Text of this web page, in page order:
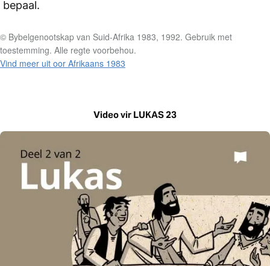
bepaal.
© Bybelgenootskap van Suid-Afrika 1983, 1992. Gebruik met
toestemming. Alle regte voorbehou.
Vind meer uit oor Afrikaans 1983
Video vir LUKAS 23